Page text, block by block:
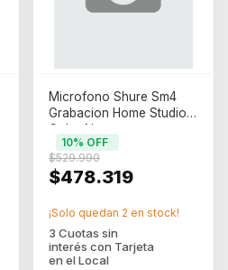
Microfono Shure Sm4
Grabacion Home Studio
Color Negro
$478.319
$529.990
10% OFF
¡Solo quedan 2 en stock!